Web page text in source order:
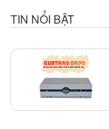
TIN NỔI BẬT